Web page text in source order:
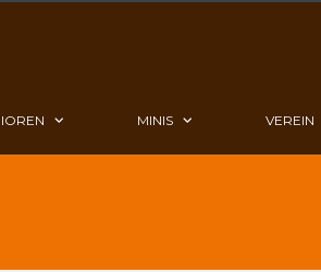
MINIS VEREIN